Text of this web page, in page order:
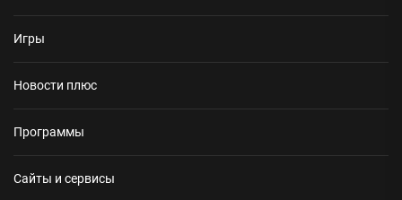
Игры
Новости плюс
Программы
Сайты и сервисы